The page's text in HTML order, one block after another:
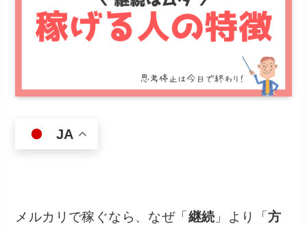
JA
メルカリで稼ぐなら、なぜ「 継続 」より「方